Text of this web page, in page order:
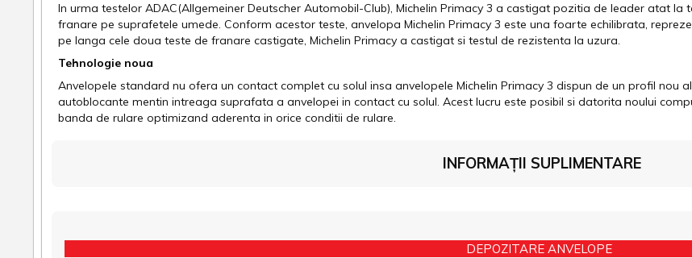
In urma testelor ADAC(Allgemeiner Deutscher Automobil-Club), Michelin Primacy 3 a castigat pozitia de leader atat
franare pe suprafetele umede. Conform acestor teste, anvelopa Michelin Primacy 3 este una foarte echilibrata,
pe langa cele doua teste de franare castigate, Michelin Primacy a castigat si testul de rezistenta la uzura.
Tehnologie noua
Anvelopele standard nu ofera un contact complet cu solul insa anvelopele Michelin Primacy 3 dispun de un profil nou
autoblocante mentin intreaga suprafata a anvelopei in contact cu solul. Acest lucru este posibil si datorita noului
banda de rulare optimizand aderenta in orice conditii de rulare.
INFORMAȚII SUPLIMENTARE
DEPOZITARE ANVELOPE